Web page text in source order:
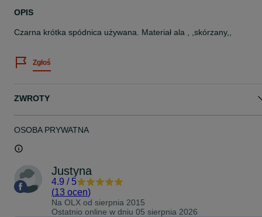
OPIS
Czarna krótka spódnica używana. Materiał ala , ,skórzany,,
Zgłoś
ZWROTY
OSOBA PRYWATNA
Justyna
4.9 / 5
(13 ocen)
Na OLX od sierpnia 2015
Ostatnio online w dniu 05 sierpnia 2026